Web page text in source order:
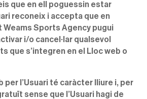
que en ell poguessin estar
reconeix i accepta que en
Weams Sports Agency pugui
i/o cancel·lar qualsevol
que s’integren en el Lloc web o
per l’Usuari té caràcter lliure i, per
sense que l’Usuari hagi de